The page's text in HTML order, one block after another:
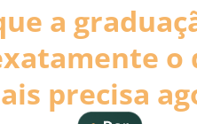
a
o
precisa